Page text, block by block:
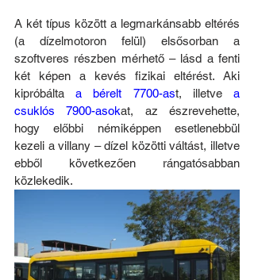
A két típus között a legmarkánsabb eltérés
(a dízelmotoron felül) elsősorban a
szoftveres részben mérhető – lásd a fenti
két képen a kevés fizikai eltérést. Aki
kipróbálta a bérelt 7700-ast, illetve a
csuklós 7900-asokat, az észrevehette,
hogy előbbi némiképpen esetlenebbül
kezeli a villany – dízel közötti váltást, illetve
ebből következően rángatósabban
közlekedik.